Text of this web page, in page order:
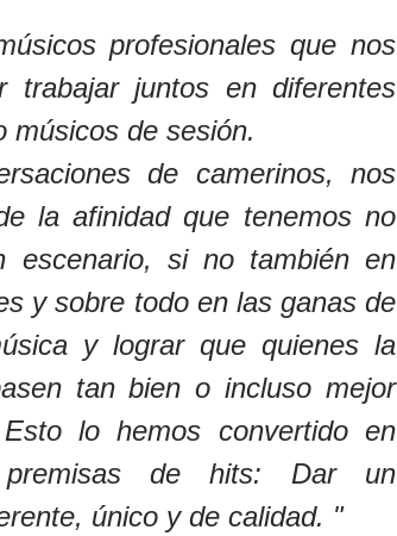
profesionales que nos
trabajar juntos en diferentes
músicos de sesión.
de camerinos, nos
la afinidad que tenemos no
escenario, si no también en
y sobre todo en las ganas de
y lograr que quienes la
tan bien o incluso mejor
lo hemos convertido en
de hits: Dar un
único y de calidad. "